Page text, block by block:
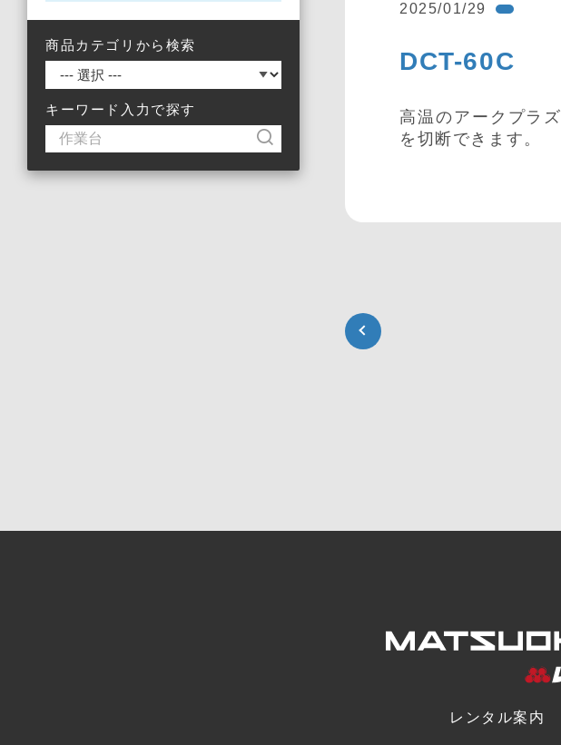
商品カテゴリから検索
キーワード入力で探す
2025/01/29
DCT-60C
高温のアークプラ
を切断できます。
レンタル案内